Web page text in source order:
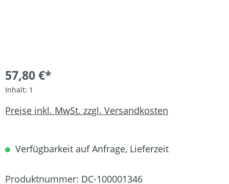
57,80 €*
Inhalt: 1
Preise inkl. MwSt. zzgl. Versandkosten
Verfügbarkeit auf Anfrage, Lieferzeit
Produktnummer: DC-100001346